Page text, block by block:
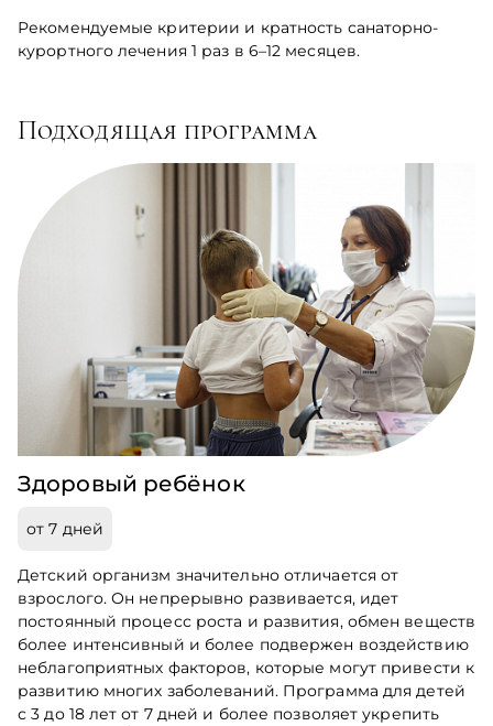
Рекомендуемые критерии и кратность санаторно-
курортного лечения 1 раз в 6–12 месяцев.
Подходящая программа
Здоровый ребёнок
от 7 дней
Детский организм значительно отличается от
взрослого. Он непрерывно развивается, идет
постоянный процесс роста и развития, обмен веществ
более интенсивный и более подвержен воздействию
неблагоприятных факторов, которые могут привести к
развитию многих заболеваний. Программа для детей
с 3 до 18 лет от 7 дней и более позволяет укрепить